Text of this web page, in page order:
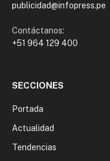
publicidad@infopress.pe
Contáctanos:
+51 964 129 400
SECCIONES
Portada
Actualidad
Tendencias